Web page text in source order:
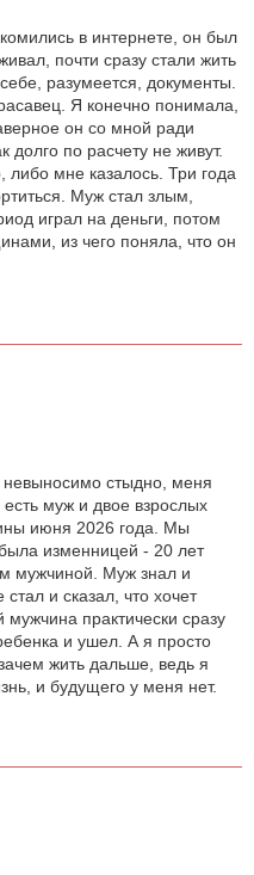
в интернете, он был
почти сразу стали жить
разумеется, документы.
Я конечно понимала,
он со мной ради
долго по расчету не живут.
мне казалось. Три года
Муж стал злым,
играл на деньги, потом
из чего поняла, что он
стыдно, меня
муж и двое взрослых
июня 2026 года. Мы
изменницей - 20 лет
мужчиной. Муж знал и
и сказал, что хочет
мужчина практически сразу
и ушел. А я просто
жить дальше, ведь я
и будущего у меня нет.